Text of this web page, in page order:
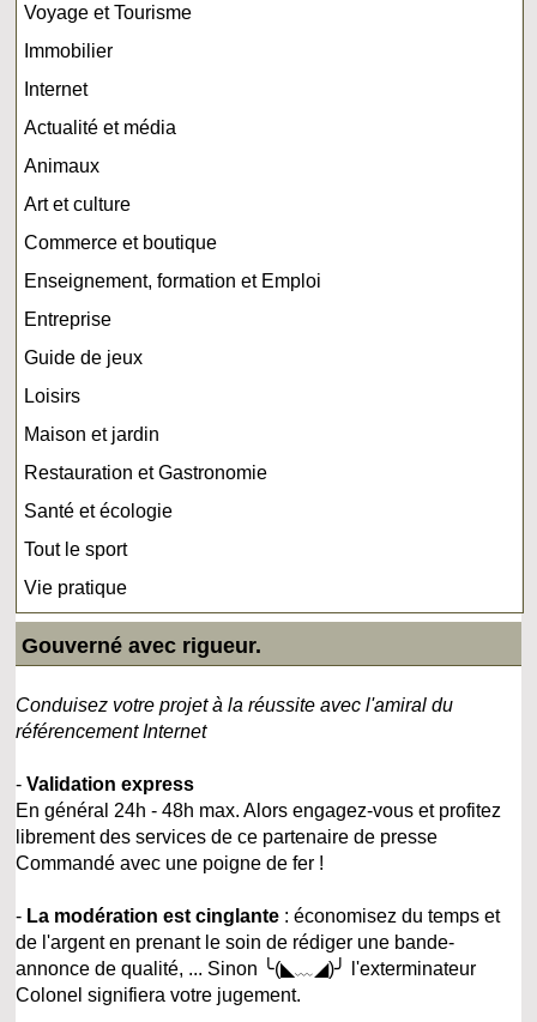
Voyage et Tourisme
Immobilier
Internet
Actualité et média
Animaux
Art et culture
Commerce et boutique
Enseignement, formation et Emploi
Entreprise
Guide de jeux
Loisirs
Maison et jardin
Restauration et Gastronomie
Santé et écologie
Tout le sport
Vie pratique
Gouverné avec rigueur.
Conduisez votre projet à la réussite avec l'amiral du
référencement Internet
-Validation express
En général 24h - 48h max. Alors engagez-vous et profitez
librement des services de ce partenaire de presse
Commandé avec une poigne de fer !
- La modération est cinglante : économisez du temps et
de l'argent en prenant le soin de rédiger une bande-
annonce de qualité, ... Sinon ╰(◣﹏◢)╯ l'exterminateur
Colonel signifiera votre jugement.